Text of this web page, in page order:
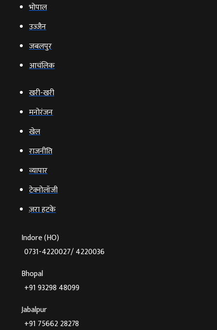
भोपाल
उज्‍जैन
जबलपुर
आचंलिक
खरी-खरी
मनोरंजन
खेल
राजनीति
व्‍यापार
टेक्‍नोलॉजी
ज़रा हटके
Indore (HO)
0731-4220027/ 4220036
Bhopal
+91 93298 48099
Jabalpur
+91 75662 28278